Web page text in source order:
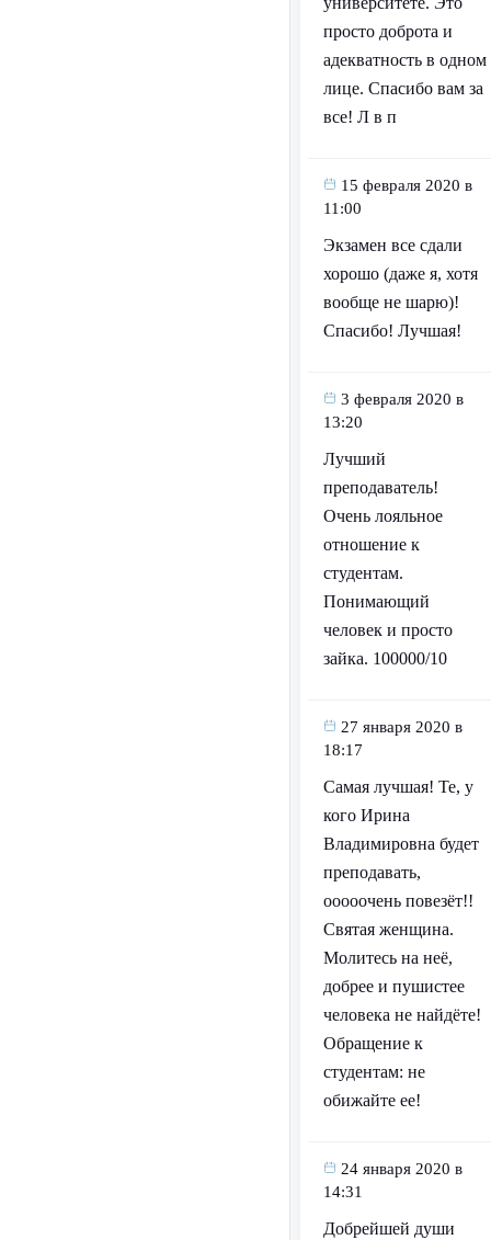
просто доброта и
адекватность в одном
лице. Спасибо вам за
все! Л в п
15 февраля 2020 в
11:00
Экзамен все сдали
хорошо (даже я, хотя
вообще не шарю)!
Спасибо! Лучшая!
3 февраля 2020 в
13:20
Лучший
преподаватель!
Очень лояльное
отношение к
студентам.
Понимающий
человек и просто
зайка. 100000/10
27 января 2020 в
18:17
Самая лучшая! Те, у
кого Ирина
Владимировна будет
преподавать,
ооооочень повезёт!!
Святая женщина.
Молитесь на неё,
добрее и пушистее
человека не найдёте!
Обращение к
студентам: не
обижайте ее!
24 января 2020 в
14:31
Добрейшей души